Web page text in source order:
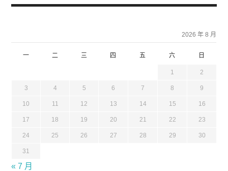
2026 年 8 月
一 二 三 四 五 六 日
1 2
3 4 5 6 7 8 9
10 11 12 13 14 15 16
17 18 19 20 21 22 23
24 25 26 27 28 29 30
31
« 7 月